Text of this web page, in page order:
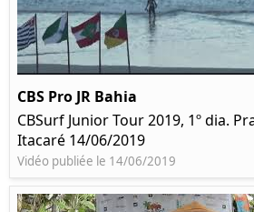
CBS Pro JR Bahia
CBSurf Junior Tour 2019, 1º dia.
Itacaré 14/06/2019
Vidéo publiée le 14/06/2019